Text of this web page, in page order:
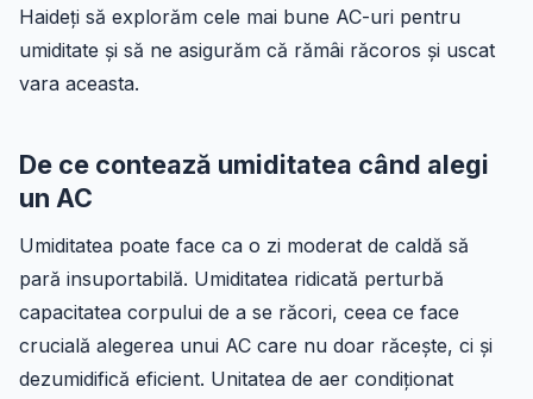
Haideți să explorăm cele mai bune AC-uri pentru
umiditate și să ne asigurăm că rămâi răcoros și uscat
vara aceasta.
De ce contează umiditatea când alegi
un AC
Umiditatea poate face ca o zi moderat de caldă să
pară insuportabilă. Umiditatea ridicată perturbă
capacitatea corpului de a se răcori, ceea ce face
crucială alegerea unui AC care nu doar răcește, ci și
dezumidifică eficient. Unitatea de aer condiționat